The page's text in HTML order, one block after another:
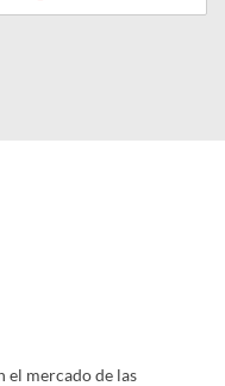
el mercado de las